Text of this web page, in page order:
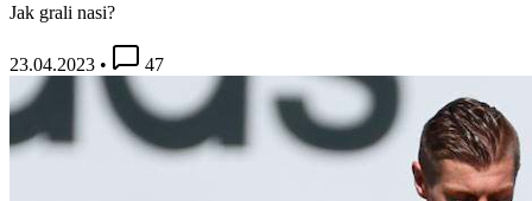
Jak grali nasi?
23.04.2023 • 47